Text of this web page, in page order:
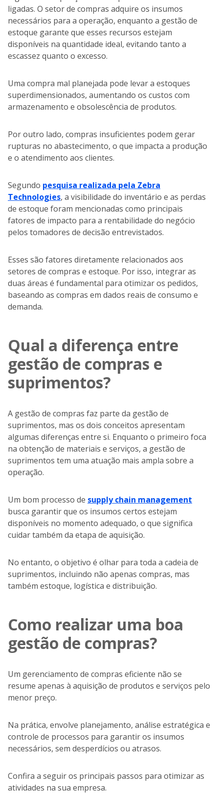
ligadas. O setor de compras adquire os insumos
necessários para a operação, enquanto a gestão de
estoque garante que esses recursos estejam
disponíveis na quantidade ideal, evitando tanto a
escassez quanto o excesso.
Uma compra mal planejada pode levar a estoques
superdimensionados, aumentando os custos com
armazenamento e obsolescência de produtos.
Por outro lado, compras insuficientes podem gerar
rupturas no abastecimento, o que impacta a produção
e o atendimento aos clientes.
Segundo pesquisa realizada pela Zebra
Technologies, a visibilidade do inventário e as perdas
de estoque foram mencionadas como principais
fatores de impacto para a rentabilidade do negócio
pelos tomadores de decisão entrevistados.
Esses são fatores diretamente relacionados aos
setores de compras e estoque. Por isso, integrar as
duas áreas é fundamental para otimizar os pedidos,
baseando as compras em dados reais de consumo e
demanda.
Qual a diferença entre
gestão de compras e
suprimentos?
A gestão de compras faz parte da gestão de
suprimentos, mas os dois conceitos apresentam
algumas diferenças entre si. Enquanto o primeiro foca
na obtenção de materiais e serviços, a gestão de
suprimentos tem uma atuação mais ampla sobre a
operação.
Um bom processo de supply chain management
busca garantir que os insumos certos estejam
disponíveis no momento adequado, o que significa
cuidar também da etapa de aquisição.
No entanto, o objetivo é olhar para toda a cadeia de
suprimentos, incluindo não apenas compras, mas
também estoque, logística e distribuição.
Como realizar uma boa
gestão de compras?
Um gerenciamento de compras eficiente não se
resume apenas à aquisição de produtos e serviços pelo
menor preço.
Na prática, envolve planejamento, análise estratégica e
controle de processos para garantir os insumos
necessários, sem desperdícios ou atrasos.
Confira a seguir os principais passos para otimizar as
atividades na sua empresa.